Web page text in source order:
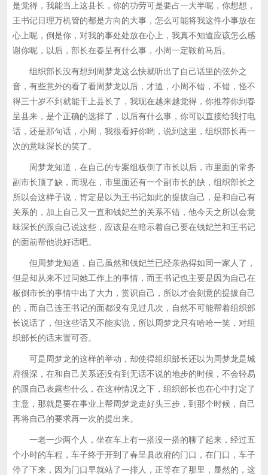
是觉得，我能当上这县长，你的功劳可是要占一大半呢，你想想，
王书记日理万机管的都是方向的大事，怎么可能将我这件小事放在
心上呢，倒是你，对我的事处处放在心上，我真不知道应该怎么感
谢你呢，以后，部长在春呈有什么事，小周一定鞍前马后。
组织部长没有想到周梦龙这么快就听出了自己话里的弦外之
音，有些意外的看了看周梦龙以后，才道，小周不错，不错，怪不
得三十岁不到就能干上县长了，我现在越来越觉得，你推荐你到春
呈县来，是个正确的选择了，以后有什么事，你可以直接给我打电
话，还是那句话，小周，我很看好你哟，说到这里，组织部长再一
次的意味深长的笑了。
周梦龙知道，在自己的专案组板倒了市长以后，市里面的常务
副市长顶了缺，而现在，市里面还有一个副市长的缺，组织部长之
所以会这样子说，肯定是以为王书记如此的提拔自己，是和自己有
关系的，加上自己又一直和钱妃兰的关系不错，他今天之所以会意
味深长的跟自己说这些，应该是在暗示着自己要在钱妃兰和王书记
的面前帮他说好话吧。
但周梦龙知道，自己虽然和钱妃兰已经亲热得如同一家人了，
但是却从来不过问她工作上的事情，而王书记也主要是因为自己在
板倒市长的事情中出了大力，赏识自己，所以才会刻意的提拔自己
的，而自己连王书记的面都没有见过几次，自然不可能帮着组织部
长说话了，但这些话又不能实说，所以周梦龙只有哈哈一笑，对组
织部长的话末置可否。
可是周梦龙的这样的举动，却使得组织部长还以为周梦龙是城
府很深，在和自己关系还没有到无话不说的地步的时候，不会轻易
的跟自己表露些什么，在这种情况之下，组织部长也在心中打定了
主意，那就是要在事业上帮周梦龙走好头三步，到那个时候，自己
再将自己的要求再一次的提出来。
一老一少两个人，坐在车上有一搭没一搭的聊了起来，经过五
个小时的车程，车子终于开到了春呈县政府的门口，在门口，车子
停了下来，因为门口早就站了一排人，正等在了那里，显然的，这